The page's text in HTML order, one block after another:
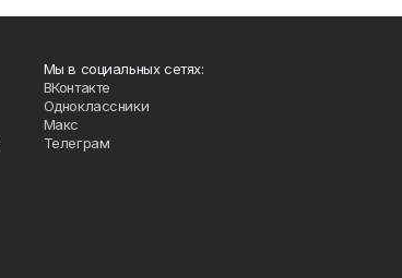
Мы в социальных сетях:
ВКонтакте
Одноклассники
Макс
Телеграм